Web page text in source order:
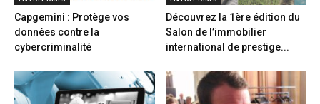
Capgemini : Protège vos
données contre la
cybercriminalité
Découvrez la 1ère édition du
Salon de l’immobilier
international de prestige...